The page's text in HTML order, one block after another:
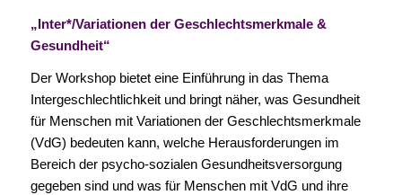
„Inter*/Variationen der Geschlechtsmerkmale &
Gesundheit“
Der Workshop bietet eine Einführung in das Thema
Intergeschlechtlichkeit und bringt näher, was Gesundheit
für Menschen mit Variationen der Geschlechtsmerkmale
(VdG) bedeuten kann, welche Herausforderungen im
Bereich der psycho-sozialen Gesundheitsversorgung
gegeben sind und was für Menschen mit VdG und ihre